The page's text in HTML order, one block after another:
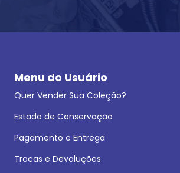
Menu do Usuário
Quer Vender Sua Coleção?
Estado de Conservação
Pagamento e Entrega
Trocas e Devoluções